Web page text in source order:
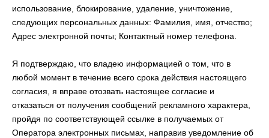
использование, блокирование, удаление, уничтожение,
следующих персональных данных: Фамилия, имя, отчество;
Адрес электронной почты; Контактный номер телефона.
Я подтверждаю, что владею информацией о том, что в
любой момент в течение всего срока действия настоящего
согласия, я вправе отозвать настоящее согласие и
отказаться от получения сообщений рекламного характера,
пройдя по соответствующей ссылке в получаемых от
Оператора электронных письмах, направив уведомление об